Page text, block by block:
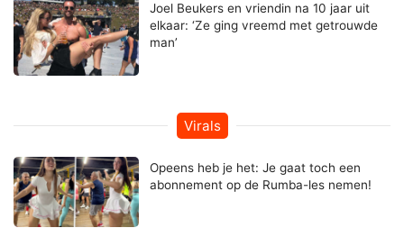
Joel Beukers en vriendin na 10 jaar uit
elkaar: ‘Ze ging vreemd met getrouwde
man’
Virals
Opeens heb je het: Je gaat toch een
abonnement op de Rumba-les nemen!